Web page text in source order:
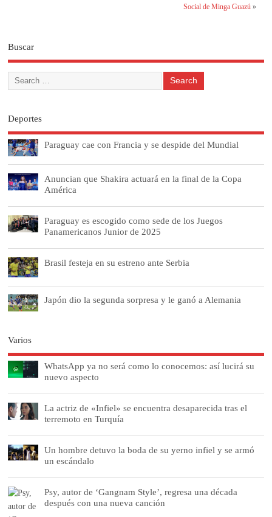
Social de Minga Guazú»
Buscar
Deportes
Paraguay cae con Francia y se despide del Mundial
Anuncian que Shakira actuará en la final de la Copa
América
Paraguay es escogido como sede de los Juegos
Panamericanos Junior de 2025
Brasil festeja en su estreno ante Serbia
Japón dio la segunda sorpresa y le ganó a Alemania
Varios
WhatsApp ya no será como lo conocemos: así lucirá su
nuevo aspecto
La actriz de «Infiel» se encuentra desaparecida tras el
terremoto en Turquía
Un hombre detuvo la boda de su yerno infiel y se armó
un escándalo
Psy, autor de ‘Gangnam Style’, regresa una década
después con una nueva canción